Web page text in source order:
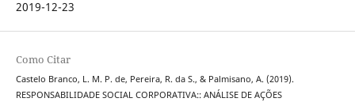
2019-12-23
Como Citar
Castelo Branco, L. M. P. de, Pereira, R. da S., & Palmisano, A. (2019).
RESPONSABILIDADE SOCIAL CORPORATIVA:: ANÁLISE DE AÇÕES